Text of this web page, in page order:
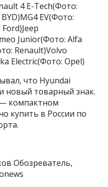
4 E-Tech(Фото:
EV(Фото:
Junior(Фото: Alfa
Renault)Volvo
Electric(Фото: Opel)
что Hyundai
новый товарный знак.
компактном
купить в России по
Обозреватель,